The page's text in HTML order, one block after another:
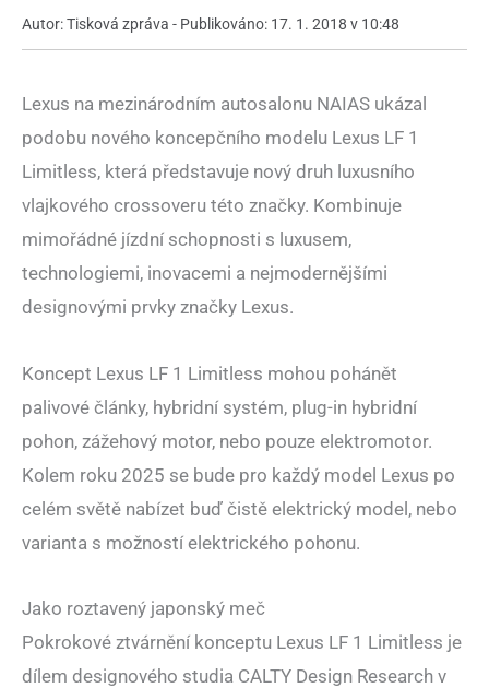
Autor: Tisková zpráva - Publikováno: 17. 1. 2018 v 10:48
Lexus na mezinárodním autosalonu NAIAS ukázal
podobu nového koncepčního modelu Lexus LF 1
Limitless, která představuje nový druh luxusního
vlajkového crossoveru této značky. Kombinuje
mimořádné jízdní schopnosti s luxusem,
technologiemi, inovacemi a nejmodernějšími
designovými prvky značky Lexus.
Koncept Lexus LF 1 Limitless mohou pohánět
palivové články, hybridní systém, plug-in hybridní
pohon, zážehový motor, nebo pouze elektromotor.
Kolem roku 2025 se bude pro každý model Lexus po
celém světě nabízet buď čistě elektrický model, nebo
varianta s možností elektrického pohonu.
Jako roztavený japonský meč
Pokrokové ztvárnění konceptu Lexus LF 1 Limitless je
dílem designového studia CALTY Design Research v